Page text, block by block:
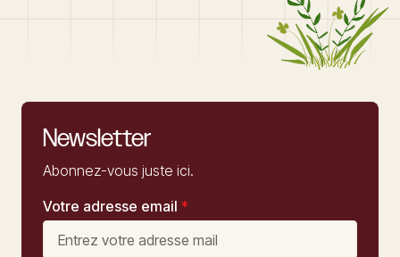
Newsletter
Abonnez-vous juste ici.
Votre adresse email *